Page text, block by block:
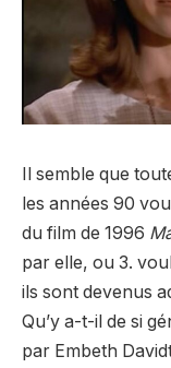
Il semble que
les années 90
du film de 1996
par elle, ou 3.
ils sont devenus
Qu’y a-t-il de si
par Embeth